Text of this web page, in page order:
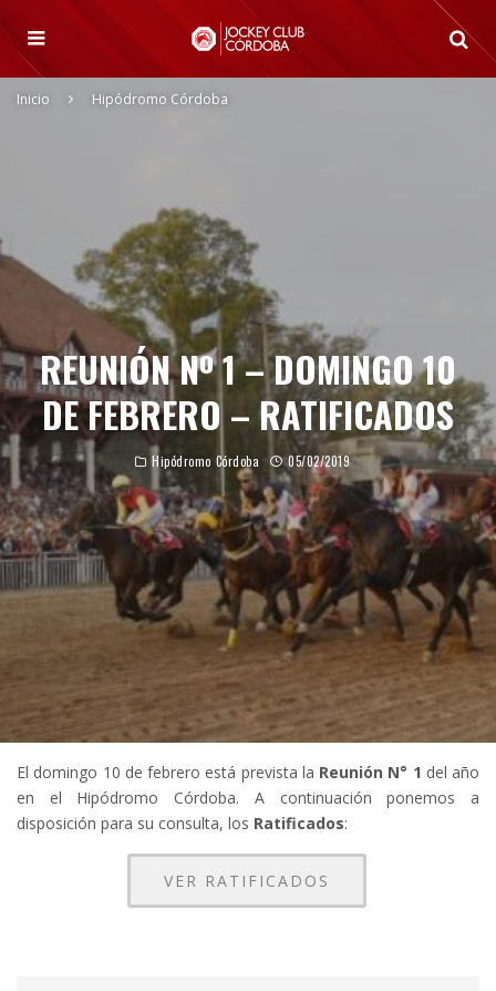
Inicio Hipódromo Córdoba
REUNIÓN Nº 1 – DOMINGO 10
DE FEBRERO – RATIFICADOS
Hipódromo Córdoba 05/02/2019
El domingo 10 de febrero está prevista la Reunión N° 1 del año
en el Hipódromo Córdoba. A continuación ponemos a
disposición para su consulta, los Ratificados:
VER RATIFICADOS